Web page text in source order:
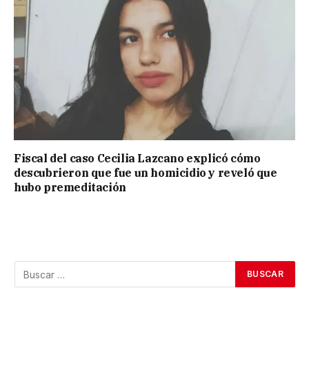
Fiscal del caso Cecilia Lazcano explicó cómo
descubrieron que fue un homicidio y reveló que
hubo premeditación